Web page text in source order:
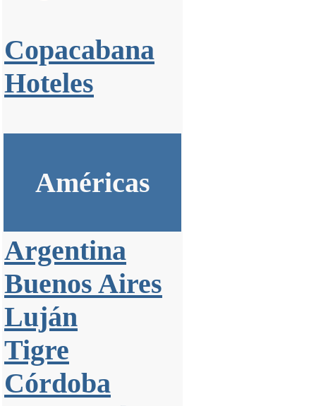
Copacabana
Hoteles
Américas
Argentina
Buenos Aires
Luján
Tigre
Córdoba